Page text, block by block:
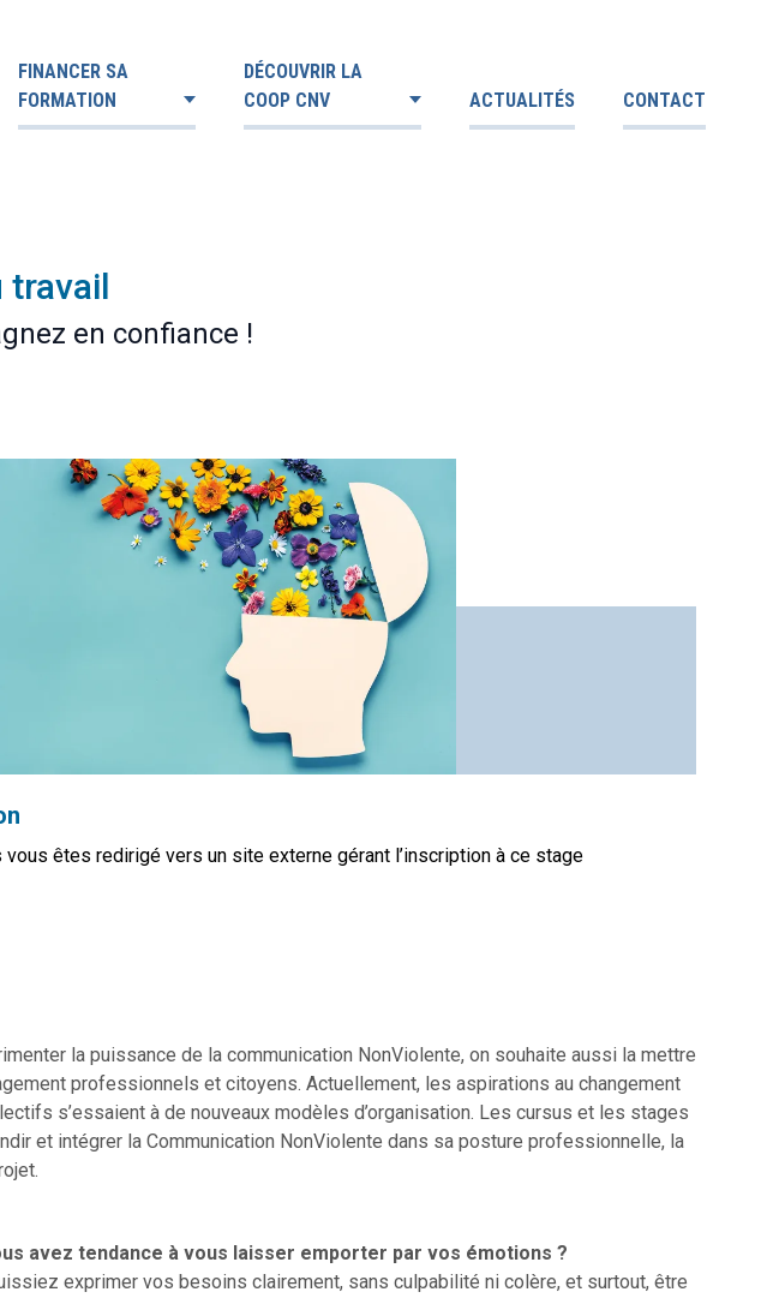
FINANCER SA
FORMATION
DÉCOUVRIR LA
COOP CNV
ACTUALITÉS CONTACT
travail
en confiance !
êtes redirigé vers un site externe gérant l’inscription à ce stage
la puissance de la communication NonViolente, on souhaite aussi la mettre
professionnels et citoyens. Actuellement, les aspirations au changement
s’essaient à de nouveaux modèles d’organisation. Les cursus et les stages
et intégrer la Communication NonViolente dans sa posture professionnelle, la
avez tendance à vous laisser emporter par vos émotions ?
exprimer vos besoins clairement, sans culpabilité ni colère, et surtout, être